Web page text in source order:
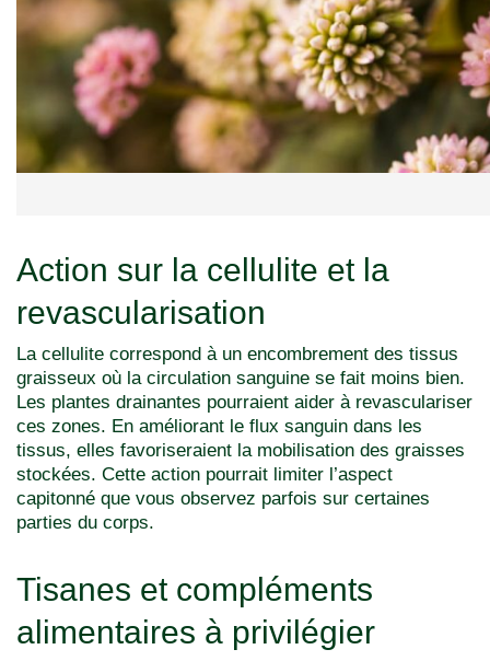
Action sur la cellulite et la
revascularisation
La cellulite correspond à un encombrement des tissus
graisseux où la circulation sanguine se fait moins bien.
Les plantes drainantes pourraient aider à revasculariser
ces zones. En améliorant le flux sanguin dans les
tissus, elles favoriseraient la mobilisation des graisses
stockées. Cette action pourrait limiter l’aspect
capitonné que vous observez parfois sur certaines
parties du corps.
Tisanes et compléments
alimentaires à privilégier